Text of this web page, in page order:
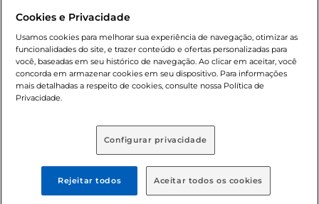
nossas promoções, a compra de produtos com preços
promocionais poderá ter sua quantidade limitada por
cliente. Os preços, ofertas e condições são exclusivos para
o e-commerce e válidos durante o dia de hoje, podendo
sofrer alterações sem prévia notificação. Proibida a venda
de bebidas alcoólicas para menores de 18 anos, conforme
Adolescente). Preços e condições exclusivos para o
, podendo sofrer alterações sem aviso
prévio. O valor mínimo para as compras on-line é de R$
Cookies e Privacidade
Usamos cookies para melhorar sua experiência de navegação, otimizar as
funcionalidades do site, e trazer conteúdo e ofertas personalizadas para
você, baseadas em seu histórico de navegação. Ao clicar em aceitar, você
concorda em armazenar cookies em seu dispositivo. Para informações
mais detalhadas a respeito de cookies, consulte nossa Política de
Privacidade.
Configurar privacidade
Rejeitar todos Aceitar todos os cookies